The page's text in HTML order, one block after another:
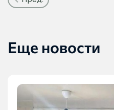
Еще новости